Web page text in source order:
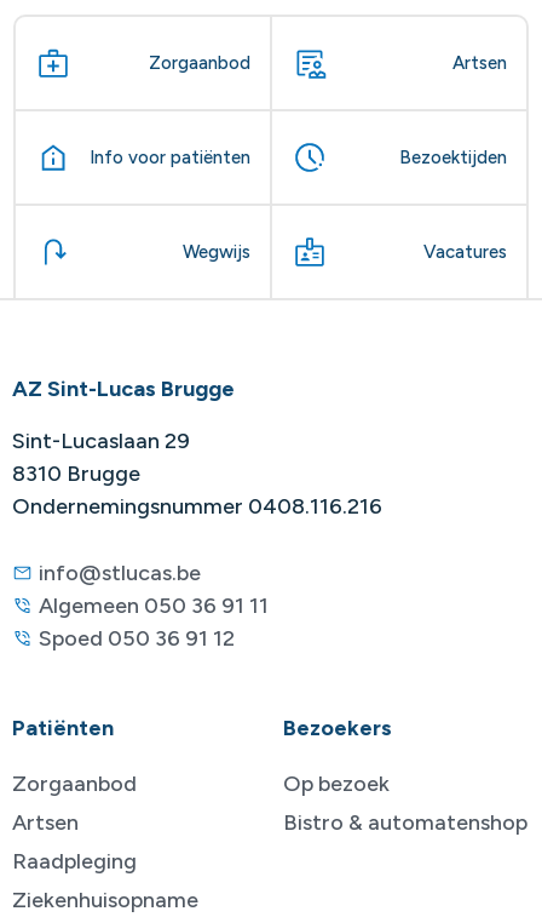
Zorgaanbod Artsen
Info voor patiënten Bezoektijden
Wegwijs Vacatures
AZ Sint-Lucas Brugge
Sint-Lucaslaan 29
8310 Brugge
Ondernemingsnummer 0408.116.216
info@stlucas.be
Algemeen 050 36 91 11
Spoed 050 36 91 12
Patiënten
Zorgaanbod
Artsen
Raadpleging
Ziekenhuisopname
Bezoekers
Op bezoek
Bistro & automatenshop